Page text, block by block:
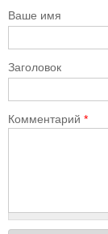
Ваше имя
Заголовок
Комментарий *